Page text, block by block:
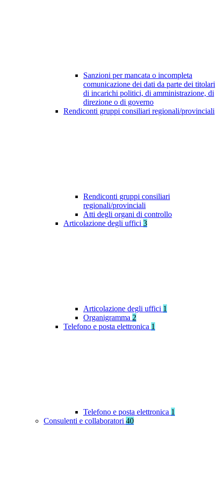
Sanzioni per mancata o incompleta
comunicazione dei dati da parte dei titolari
di incarichi politici, di amministrazione, di
direzione o di governo
Rendiconti gruppi consiliari regionali/provinciali
Rendiconti gruppi consiliari
regionali/provinciali
Atti degli organi di controllo
Articolazione degli uffici 3
Articolazione degli uffici 1
Organigramma 2
Telefono e posta elettronica 1
Telefono e posta elettronica 1
Consulenti e collaboratori 40